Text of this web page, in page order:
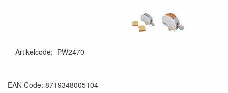
Artikelcode: PW2470
EAN Code: 8719348005104